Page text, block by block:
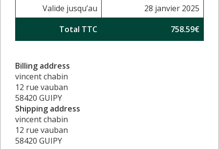
Valide jusqu’au
28 janvier 2025
Total TTC
758.59€
Billing address
vincent chabin
12 rue vauban
58420 GUIPY
Shipping address
vincent chabin
12 rue vauban
58420 GUIPY